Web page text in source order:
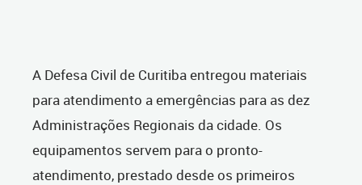
A Defesa Civil de Curitiba entregou materiais
para atendimento a emergências para as dez
Administrações Regionais da cidade. Os
equipamentos servem para o pronto-
atendimento, prestado desde os primeiros